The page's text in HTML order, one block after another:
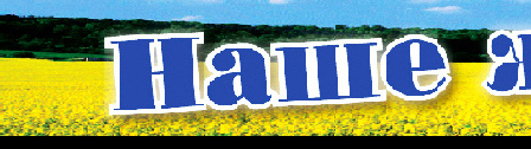
Skip
to
content